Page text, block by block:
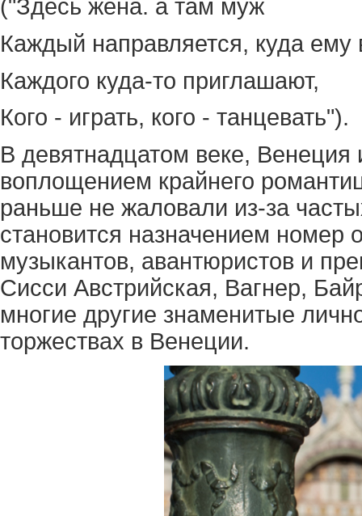
("Здесь жена. а там муж
Каждый направляется, куда ему
Каждого куда-то приглашают,
Кого - играть, кого - танцевать").
В девятнадцатом веке, Венеция
воплощением крайнего
раньше не жаловали из-за
становится назначением номер
музыкантов, авантюристов и
Сисси Австрийская, Вагнер,
многие другие знаменитые
торжествах в Венеции.